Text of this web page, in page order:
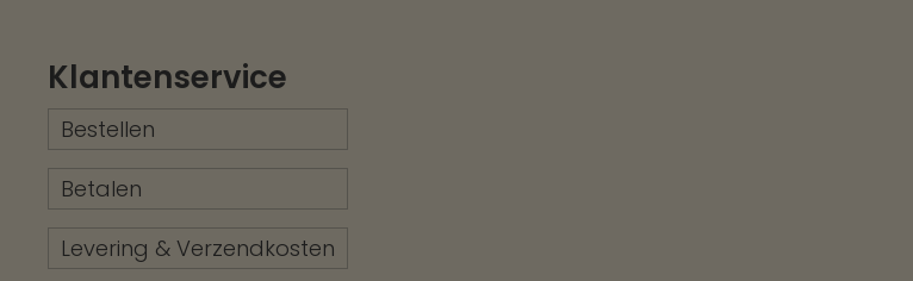
Klantenservice
Bestellen
Betalen
Levering & Verzendkosten